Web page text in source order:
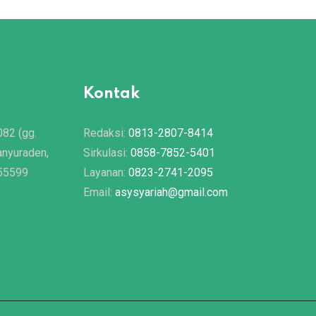
(gg.
Kontak
Redaksi: 0813-2807-8414
Sirkulasi: 0858-7852-5401
Layanan: 0823-2741-2095
Email: asysyariah@gmail.com